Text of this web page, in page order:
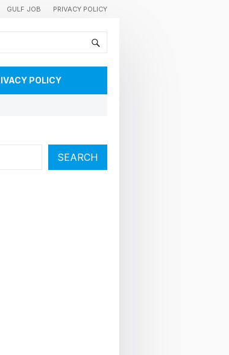
GULF JOB PRIVACY POLICY
POLICY
SEARCH